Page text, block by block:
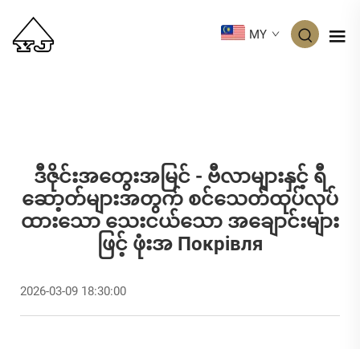
MY
ဒီဇိုင်းအတွေးအမြင် - ဗီလာများနှင့် ရီ
ဆော့တ်များအတွက် စင်သေတ်ထုပ်လုပ်
ထားသော သေးငယ်သော အချောင်းများ
ဖြင့် ဖုံးအ Покрівля
2026-03-09 18:30:00